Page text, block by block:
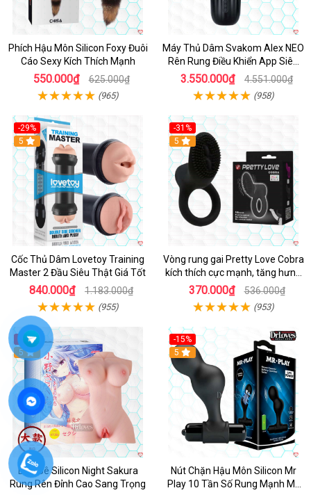
Phích Hậu Môn Silicon Foxy Đuôi
Cáo Sexy Kích Thích Mạnh
550.000₫ 625.000₫
(965)
Máy Thủ Dâm Svakom Alex NEO
Rên Rung Điều Khiển App Siêu
Phê
3.550.000₫ 4.551.000₫
(958)
-29%
Hot
5
Cốc Thủ Dâm Lovetoy Training
Master 2 Đầu Siêu Thật Giá Tốt
840.000₫ 1.183.000₫
(955)
-31%
5
Vòng rung gai Pretty Love Cobra
kích thích cực mạnh, tăng hưng
phấn
370.000₫ 536.000₫
(953)
-30%
Hot
5
Búp Bê Silicon Night Sakura
Rung Rên Đỉnh Cao Sang Trọng
-15%
Hot
5
Nút Chặn Hậu Môn Silicon Mr
Play 10 Tần Số Rung Mạnh Mẽ